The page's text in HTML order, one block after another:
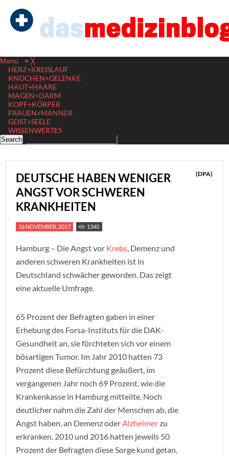
Menu ≡ ╳
HERZ+KREISLAUF
KNOCHEN+GELENKE
HAUT+HAARE
MAGEN+DARM
KOPF+KÖRPER
FRAUEN+MÄNNER
GEIST+SEELE
WISSENWERTES
DEUTSCHE HABEN WENIGER
ANGST VOR SCHWEREN
KRANKHEITEN
(DPA)
16 NOVEMBER, 2017 1340
Hamburg – Die Angst vor Krebs, Demenz und
anderen schweren Krankheiten ist in
Deutschland schwächer geworden. Das zeigt
eine aktuelle Umfrage.
65 Prozent der Befragten gaben in einer
Erhebung des Forsa-Instituts für die DAK-
Gesundheit an, sie fürchteten sich vor einem
bösartigen Tumor. Im Jahr 2010 hatten 73
Prozent diese Befürchtung geäußert, im
vergangenen Jahr noch 69 Prozent, wie die
Krankenkasse in Hamburg mitteilte. Noch
deutlicher nahm die Zahl der Menschen ab, die
Angst haben, an Demenz oderAlzheimerzu
erkranken. 2010 und 2016 hatten jeweils 50
Prozent der Befragten diese Sorge kund getan,